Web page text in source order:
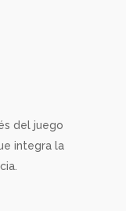
del juego
integra la